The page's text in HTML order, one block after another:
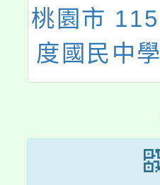
桃園市
度國民中
才能音樂
二次招生